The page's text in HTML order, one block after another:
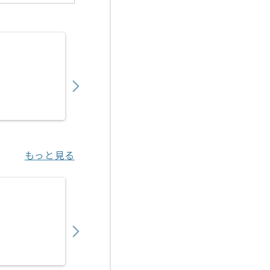
もっと見る